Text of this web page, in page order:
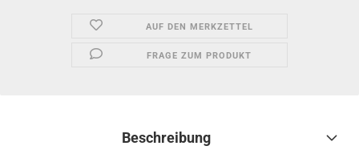
AUF DEN MERKZETTEL
FRAGE ZUM PRODUKT
Beschreibung